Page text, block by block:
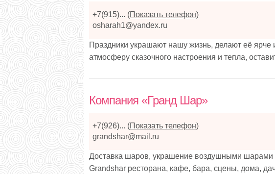
+7(915)... (Показать телефон)
osharah1@yandex.ru
Праздники украшают нашу жизнь, делают её ярче
атмосферу сказочного настроения и тепла,
Компания «Гранд Шар»
+7(926)... (Показать телефон)
grandshar@mail.ru
Доставка шаров, украшение воздушными
Grandshar ресторана, кафе, бара, сцены, дома,